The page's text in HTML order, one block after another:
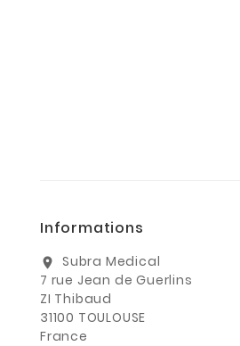
Informations
location_on
Subra Medical
7 rue Jean de Guerlins
ZI Thibaud
31100 TOULOUSE
France